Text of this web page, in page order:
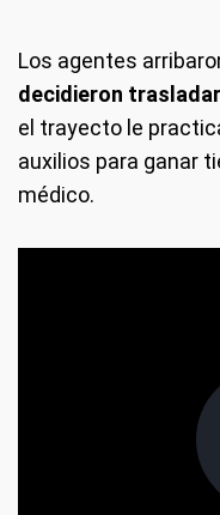
Los agentes
decidieron
el trayecto le
auxilios para ganar
médico.